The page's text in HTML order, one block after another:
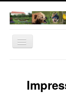
Navigation
Norwegen 2022